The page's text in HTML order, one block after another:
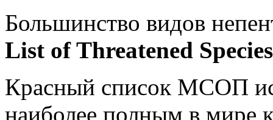
Большинство видов
List of Threatened
Красный список МСОП
наиболее полным в мире